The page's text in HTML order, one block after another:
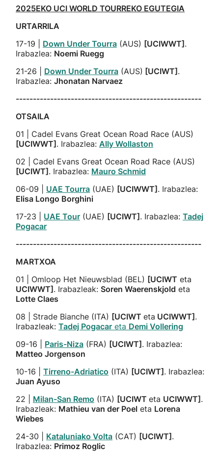
2025EKO UCI WORLD TOURREKO EGUTEGIA
URTARRILA
17-19 | Down Under Tourra (AUS) [UCIWWT] .
Irabazlea: Noemi Ruegg
21-26 | Down Under Tourra (AUS) [UCIWT] .
Irabazlea: Jhonatan Narvaez
------------------------------------------------------
OTSAILA
01 | Cadel Evans Great Ocean Road Race (AUS)
[UCIWWT] . Irabazlea: Ally Wollaston
02 | Cadel Evans Great Ocean Road Race (AUS)
[UCIWT] . Irabazlea: Mauro Schmid
06-09 | UAE Tourra (UAE) [UCIWWT] . Irabazlea:
Elisa Longo Borghini
17-23 | UAE Tour (UAE) [UCIWT] . Irabazlea: Tadej
Pogacar
------------------------------------------------------
MARTXOA
01 | Omloop Het Nieuwsblad (BEL) [UCIWT eta
UCIWWT] . Irabazleak: Soren Waerenskjold eta
Lotte Claes
08 | Strade Bianche (ITA) [UCIWT eta UCIWWT] .
Irabazleak: Tadej Pogacar eta Demi Vollering
09-16 | Paris-Niza (FRA) [UCIWT] . Irabazlea:
Matteo Jorgenson
10-16 | Tirreno-Adriatico (ITA) [UCIWT] . Irabazlea:
Juan Ayuso
22 | Milan-San Remo (ITA) [UCIWT eta UCIWWT] .
Irabazleak: Mathieu van der Poel eta Lorena
Wiebes
24-30 | Kataluniako Volta (CAT) [UCIWT] .
Irabazlea: Primoz Roglic